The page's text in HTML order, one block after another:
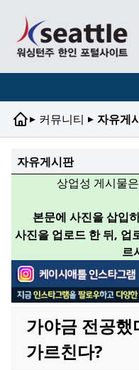
▸ 커뮤니티 ▸ 자유게
자유게시판
상업성 게시물
본문에 사진을 삽입
사진을 업로드 한 뒤, 업
르
가야금 전공
가르친다?